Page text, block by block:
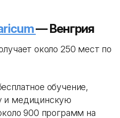
— Венгрия
около 250 мест по
обучение,
и медицинскую
900 программ на